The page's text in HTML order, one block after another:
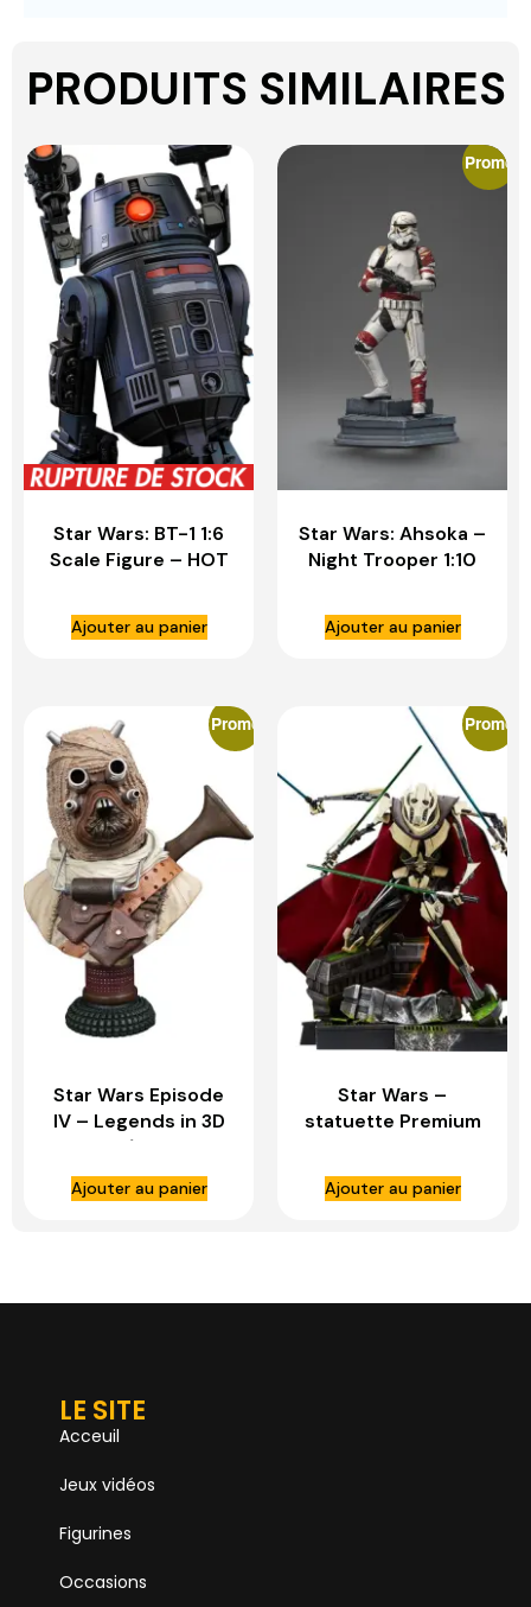
PRODUITS SIMILAIRES
Star Wars: BT-1 1:6
Scale Figure – HOT
Ajouter au panier
Promo
Star Wars: Ahsoka –
Night Trooper 1:10
STUDIOS
Ajouter au panier
Promo
Star Wars Episode
IV – Legends in 3D
buste 1/2 Tusken
Raider – GENTLE
GIANT
Ajouter au panier
Promo
Star Wars –
statuette Premium
Grievous –
SIDESHOW
Ajouter au panier
LE SITE
Acceuil
Jeux vidéos
Figurines
Occasions